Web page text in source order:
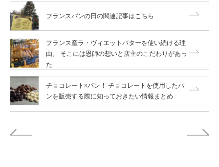
フランスパンの日の関連記事はこちら
フランス産ラ・ヴィエットバターを使い続ける理
由。 そこには恩師の想いと店主のこだわりがあっ
た
チョコレート×パン！ チョコレートを使用したパ
ンを販売する際に知っておきたい情報まとめ